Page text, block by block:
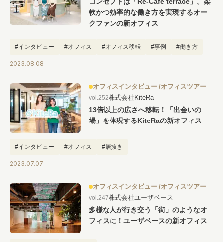
#キャリア #ノウハウ #内装 #おしゃれオフィス #メリット
#こだわりオフィス #コスト #コミュニケーション
軟かつ効率的な働き方を実現するオー
クファンの新オフィス
#インタビュー #オフィス #オフィス移転 #事例 #働き方
2023.08.08
オフィスインタビュー オフィスツアー
vol.252株式会社KiteRa
13倍以上の広さへ移転！「出会いの
場」を体現するKiteRaの新オフィス
#インタビュー #オフィス #居抜き
2023.07.07
オフィスインタビュー オフィスツアー
vol.247株式会社ユーザベース
多様な人が行き交う「街」のようなオ
フィスに！ユーザベースの新オフィス